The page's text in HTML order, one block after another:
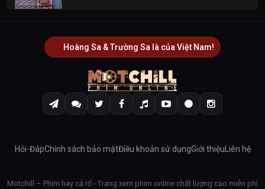
Hoàng Sa & Trường Sa là của Việt Nam!
Hỏi-ĐápChính sách bảo mậtĐiều khoản sử dụngGiới thiệuLiên hệ
Motchill – Phim hay cả rổ - Trang xem phim online chất lượng cao miễn phí